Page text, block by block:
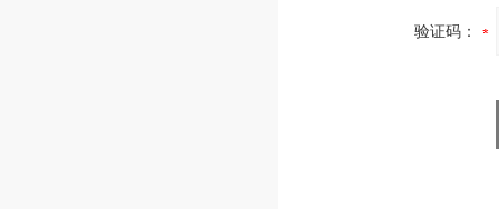
验证码：